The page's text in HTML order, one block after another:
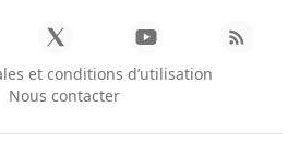
et conditions d’utilisation
Nous contacter